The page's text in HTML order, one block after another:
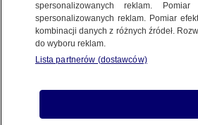
4.07.2025, 10:52
Posłuchaj artykułu
Czyta lektor AI
spersonalizowanych reklam.
spersonalizowanych reklam. Pomiar
kombinacji danych z różnych źródeł.
do wyboru reklam.
Lista partnerów (dostawców)